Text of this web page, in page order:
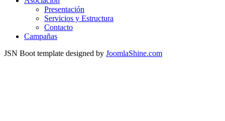
Presentación
Servicios y Estructura
Contacto
Campañas
JSN Boot template designed by JoomlaShine.com